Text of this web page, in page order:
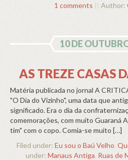
1 comments || Author:
10 DE
AS TREZE CASAS
Matéria publicada no jornal A
"O Dia do Vizinho", uma data que
significado. Era o dia da
comemorações, com muito Guaraná
tim" com o copo. Comia-se muito […]
Filed under: Eu sou o Baú Velho,
under: Manaus Antiga, Ruas de